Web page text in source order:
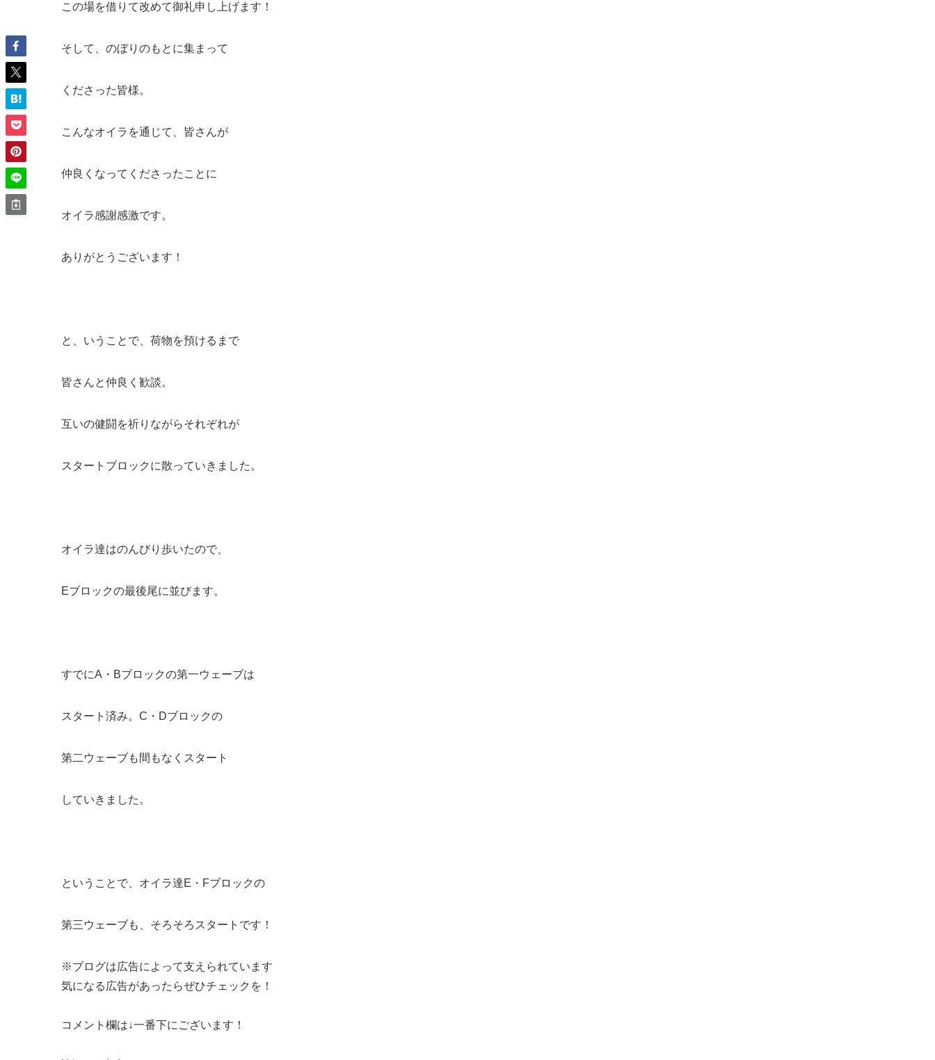
この場を借りて改めて御礼申し上げます！
そして、のぼりのもとに集まって
くださった皆様。
こんなオイラを通じて、皆さんが
仲良くなってくださったことに
オイラ感謝感激です。
ありがとうございます！
と、いうことで、荷物を預けるまで
皆さんと仲良く歓談。
互いの健闘を祈りながらそれぞれが
スタートブロックに散っていきました。
オイラ達はのんびり歩いたので、
Eブロックの最後尾に並びます。
すでにA・Bブロックの第一ウェーブは
スタート済み。C・Dブロックの
第二ウェーブも間もなくスタート
していきました。
ということで、オイラ達E・Fブロックの
第三ウェーブも、そろそろスタートです！
※ブログは広告によって支えられています
気になる広告があったらぜひチェックを！
コメント欄は↓一番下にございます！